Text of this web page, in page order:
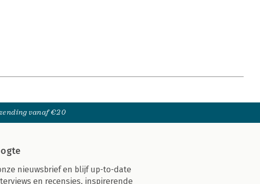
vanaf €20
nieuwsbrief en blijf up-to-date
en recensies, inspirerende